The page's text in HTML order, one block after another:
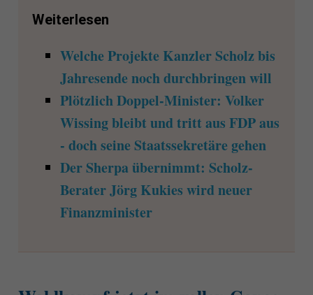
Weiterlesen
Welche Projekte Kanzler Scholz bis
Jahresende noch durchbringen will
Plötzlich Doppel-Minister: Volker
Wissing bleibt und tritt aus FDP aus
- doch seine Staatssekretäre gehen
Der Sherpa übernimmt: Scholz-
Berater Jörg Kukies wird neuer
Finanzminister